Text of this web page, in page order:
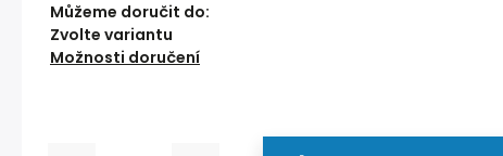
Můžeme doručit do:
Zvolte variantu
Možnosti doručení